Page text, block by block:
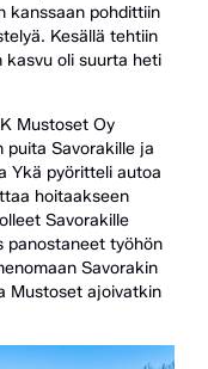
kanssaan pohdittiin
Kesällä tehtiin
kasvu oli suurta heti
Mustoset Oy
puita Savorakille ja
Ykä pyöritteli autoa
hoitaakseen
Savorakille
panostaneet työhön
Savorakin
Mustoset ajoivatkin